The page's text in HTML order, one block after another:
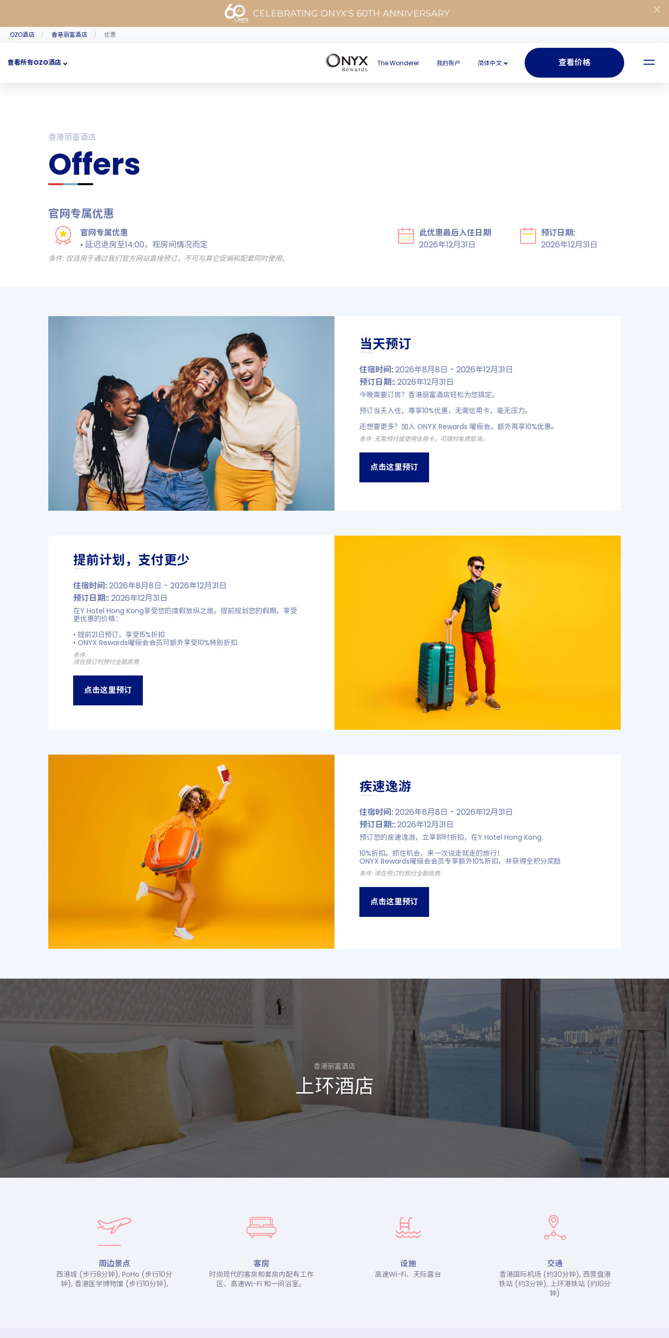
CELEBRATING ONYX'S 60TH ANNIVERSARY
OZO酒店 香港丽富酒店 优惠
查看所有OZO酒店 The Wonderer 我的账户 简体中文 查看价格
香港丽富酒店
Offers
官网专属优惠
官网专属优惠
• 延迟退房至14:00，视房间情况而定
此优惠最后入住日期
2026年12月31日
预订日期:
2026年12月31日
条件: 仅适用于通过我们官方网站直接预订。不可与其它促销和配套同时使用。
当天预订
住宿时间:2026年8月8日 - 2026年12月31日
预订日期::2026年12月31日
今晚需要订房？香港丽富酒店轻松为您搞定。
预订当天入住，尊享10%优惠，无需信用卡，毫无压力。
还想要更多？加入 ONYX Rewards 曜俪会，额外再享10%优惠。
条件: 无需预付或使用信用卡，可随时免费取消。
点击这里预订
提前计划，支付更少
住宿时间:2026年8月8日 - 2026年12月31日
预订日期::2026年12月31日
在Y Hotel Hong Kong享受您的度假放纵之旅。提前规划您的假期，享受
更优惠的价格：
•​ 提前21日预订，享受15%折扣
•​ ONYX Rewards曜俪会会员可额外享受10%特别折扣
条件:
须在预订时预付全额房费
点击这里预订
疾速逸游
住宿时间:2026年8月8日 - 2026年12月31日
预订日期::2026年12月31日
预订您的疾速逸游，立享即时折扣，在Y Hotel Hong Kong.
10%折扣。抓住机会，来一次说走就走的旅行！
ONYX Rewards曜俪会会员专享额外10%折扣，并获得全积分奖励
条件: 须在预订时预付全额房费
点击这里预订
香港丽富酒店
上环酒店
周边景点
西港城 (步行8分钟), PoHo (步行10分
钟), 香港医学博物馆 (步行10分钟),
客房
时尚现代的客房和套房内配有工作
区、高速Wi-Fi 和一间浴室。
设施
高速Wi-Fi、天际露台
交通
香港国际机场 (约30分钟), 西营盘港
铁站 (约3分钟), 上环港铁站 (约10分
钟)